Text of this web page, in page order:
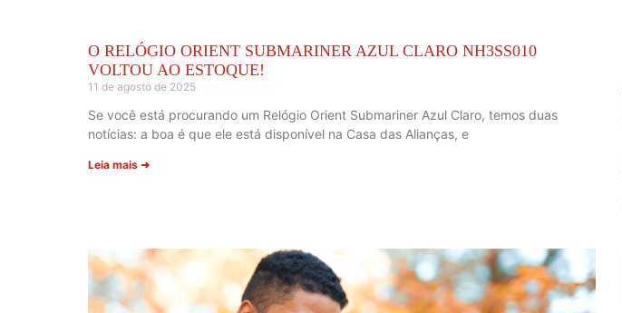
O RELÓGIO ORIENT SUBMARINER AZUL CLARO NH3SS010
VOLTOU AO ESTOQUE!
11 de agosto de 2025
Se você está procurando um Relógio Orient Submariner Azul Claro, temos duas
notícias: a boa é que ele está disponível na Casa das Alianças, e
Leia mais ➜